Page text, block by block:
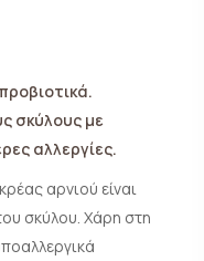
σκύλους με
αλλεργίες.
αρνιού είναι
σκύλου. Χάρη στη